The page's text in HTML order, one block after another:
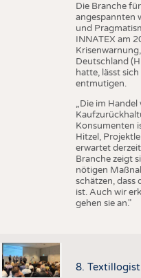
Die Branche
angespannten
und
INNATEX am
Deutschland
hatte, lässt
entmutigen.
„Die im
Konsumenten
Hitzel,
erwartet
Branche zeigt
nötigen
schätzen, dass
ist. Auch wir
gehen sie an."
8.